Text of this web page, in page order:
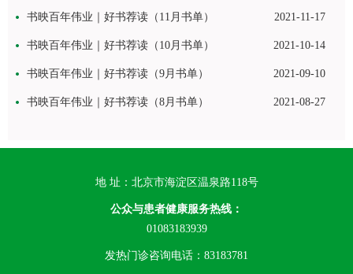
2021-11-17
书映百年伟业｜好书荐读（11月书单）
2021-10-14
书映百年伟业｜好书荐读（10月书单）
2021-09-10
书映百年伟业｜好书荐读（9月书单）
2021-08-27
书映百年伟业｜好书荐读（8月书单）
地 址：北京市海淀区温泉路118号
公众与患者健康服务热线：
01083183939
发热门诊咨询电话：83183781